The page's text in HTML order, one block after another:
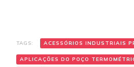
TAGS: ACESSÓRIOS INDUSTRIAIS
APLICAÇÕES DO POÇO